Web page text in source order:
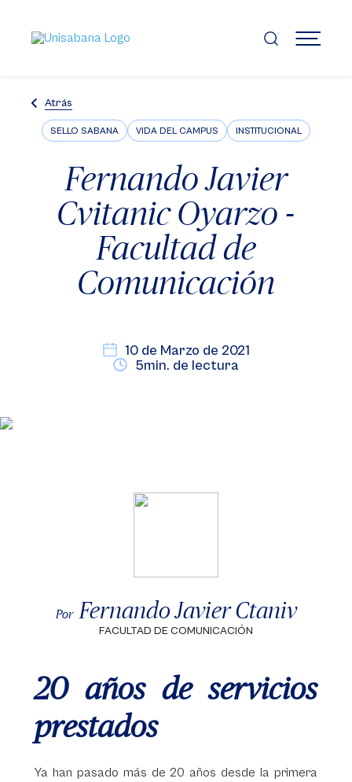
contenido
principal
MENÚ
Atrás
SELLO SABANA VIDA DEL CAMPUS INSTITUCIONAL
Fernando Javier
Cvitanic Oyarzo -
Facultad de
Comunicación
10 de Marzo de 2021
5min. de lectura
Por Fernando Javier Ctaniv
FACULTAD DE COMUNICACIÓN
20 años de servicios
prestados
Ya han pasado más de 20 años desde la primera